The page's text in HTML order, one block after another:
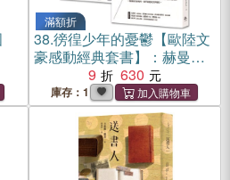
滿額折
38.徬徨少年的憂鬱【歐陸文
豪感動經典套書】：赫曼．
赫塞《德米安：徬徨少年
時》＋波特萊爾《巴黎的憂
鬱》
9 630
庫存：1